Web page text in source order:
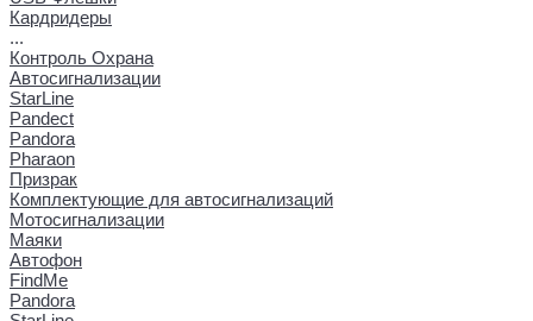
Кардридеры
...
Контроль Охрана
Автосигнализации
StarLine
Pandect
Pandora
Pharaon
Призрак
Комплектующие для автосигнализаций
Мотосигнализации
Маяки
Автофон
FindMe
Pandora